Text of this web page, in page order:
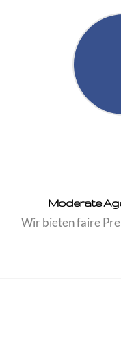
Moderate
Wir bieten faire